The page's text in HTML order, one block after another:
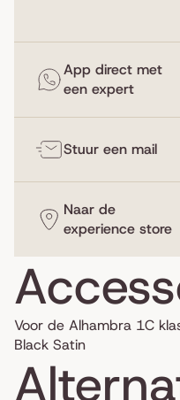
App direct met
een expert
Stuur een mail
Naar de
experience store
Voor de Alhambra 1C
Black Satin